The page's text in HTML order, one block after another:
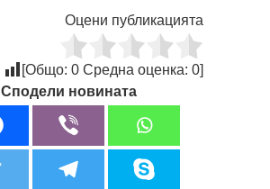
Оцени публикацията
[Общо: 0 Средна оценка: 0]
Сподели новината